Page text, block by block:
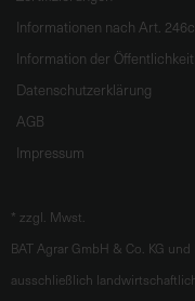
Informationen nach Art. 246c
Information der Öffentlichkeit
Datenschutzerklärung
AGB
Impressum
* zzgl. Mwst.
BAT Agrar GmbH & Co. KG
ausschließlich